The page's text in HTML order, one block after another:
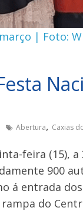
| Foto:
Abertura, Caxias
feira (15), a
900
á entrada
do